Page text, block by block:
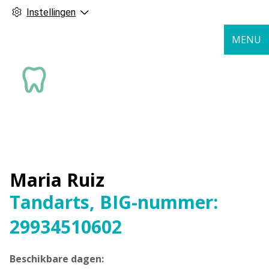
Instellingen
MENU
Maria Ruiz
Tandarts, BIG-nummer:
29934510602
Beschikbare dagen: